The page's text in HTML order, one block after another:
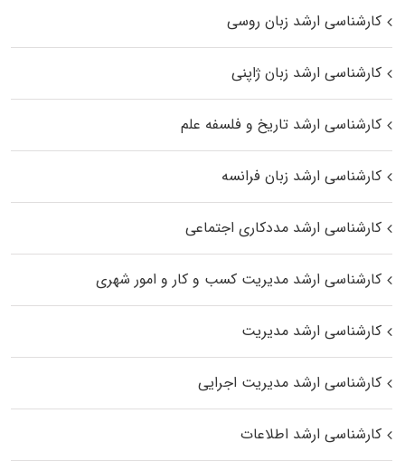
کارشناسی ارشد زبان روسی
کارشناسی ارشد زبان ژاپنی
کارشناسی ارشد تاریخ و فلسفه علم
کارشناسی ارشد زبان فرانسه
کارشناسی ارشد مددکاری اجتماعی
کارشناسی ارشد مدیریت کسب و کار و امور شهری
کارشناسی ارشد مدیریت
کارشناسی ارشد مدیریت اجرایی
کارشناسی ارشد اطلاعات